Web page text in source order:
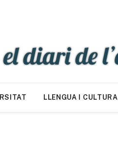
LLENGUA I CULTURA